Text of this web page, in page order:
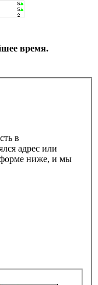
время.
в
адрес или
форме ниже, и мы